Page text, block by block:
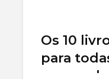
Os 10
para
espera